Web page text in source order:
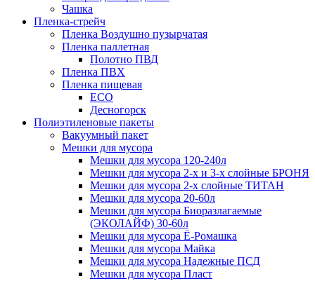
Чашка
Пленка-стрейч
Пленка Воздушно пузырчатая
Пленка паллетная
Полотно ПВД
Пленка ПВХ
Пленка пищевая
ECO
Десногорск
Полиэтиленовые пакеты
Вакуумный пакет
Мешки для мусора
Мешки для мусора 120-240л
Мешки для мусора 2-х и 3-х слойные БРОНЯ
Мешки для мусора 2-х слойные ТИТАН
Мешки для мусора 20-60л
Мешки для мусора Биоразлагаемые
(ЭКОЛАЙФ) 30-60л
Мешки для мусора Ё-Ромашка
Мешки для мусора Майка
Мешки для мусора Надежные ПСД
Мешки для мусора Пласт